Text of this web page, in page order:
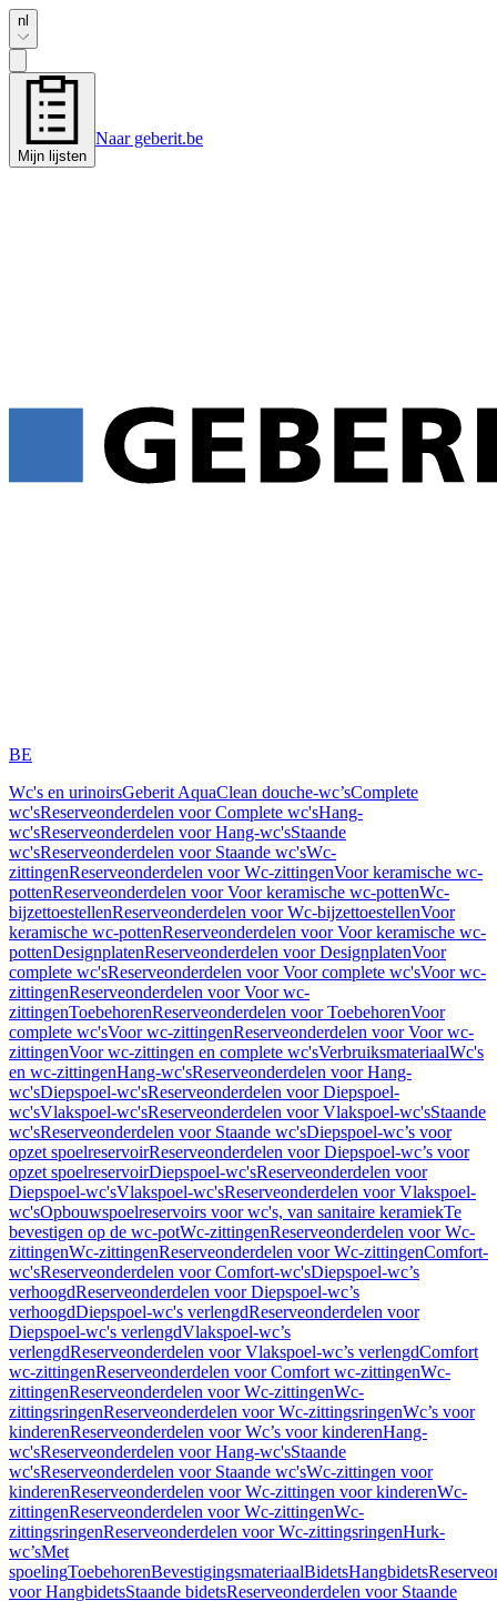
nl
Mijn lijsten
Naar geberit.be
BE
Wc's en urinoirsGeberit AquaClean douche-wc’sComplete
wc'sReserveonderdelen voor Complete wc'sHang-
wc'sReserveonderdelen voor Hang-wc'sStaande
wc'sReserveonderdelen voor Staande wc'sWc-
zittingenReserveonderdelen voor Wc-zittingenVoor keramische wc-
pottenReserveonderdelen voor Voor keramische wc-pottenWc-
bijzettoestellenReserveonderdelen voor Wc-bijzettoestellenVoor
keramische wc-pottenReserveonderdelen voor Voor keramische wc-
pottenDesignplatenReserveonderdelen voor DesignplatenVoor
complete wc'sReserveonderdelen voor Voor complete wc'sVoor wc-
zittingenReserveonderdelen voor Voor wc-
zittingenToebehorenReserveonderdelen voor ToebehorenVoor
complete wc'sVoor wc-zittingenReserveonderdelen voor Voor wc-
zittingenVoor wc-zittingen en complete wc'sVerbruiksmateriaalWc's
en wc-zittingenHang-wc'sReserveonderdelen voor Hang-
wc'sDiepspoel-wc'sReserveonderdelen voor Diepspoel-
wc'sVlakspoel-wc'sReserveonderdelen voor Vlakspoel-wc'sStaande
wc'sReserveonderdelen voor Staande wc'sDiepspoel-wc’s voor
opzet spoelreservoirReserveonderdelen voor Diepspoel-wc’s voor
opzet spoelreservoirDiepspoel-wc'sReserveonderdelen voor
Diepspoel-wc'sVlakspoel-wc'sReserveonderdelen voor Vlakspoel-
wc'sOpbouwspoelreservoirs voor wc's, van sanitaire keramiekTe
bevestigen op de wc-potWc-zittingenReserveonderdelen voor Wc-
zittingenWc-zittingenReserveonderdelen voor Wc-zittingenComfort-
wc'sReserveonderdelen voor Comfort-wc'sDiepspoel-wc’s
verhoogdReserveonderdelen voor Diepspoel-wc’s
verhoogdDiepspoel-wc's verlengdReserveonderdelen voor
Diepspoel-wc's verlengdVlakspoel-wc’s
verlengdReserveonderdelen voor Vlakspoel-wc’s verlengdComfort
wc-zittingenReserveonderdelen voor Comfort wc-zittingenWc-
zittingenReserveonderdelen voor Wc-zittingenWc-
zittingsringenReserveonderdelen voor Wc-zittingsringenWc’s voor
kinderenReserveonderdelen voor Wc’s voor kinderenHang-
wc'sReserveonderdelen voor Hang-wc'sStaande
wc'sReserveonderdelen voor Staande wc'sWc-zittingen voor
kinderenReserveonderdelen voor Wc-zittingen voor kinderenWc-
zittingenReserveonderdelen voor Wc-zittingenWc-
zittingsringenReserveonderdelen voor Wc-zittingsringenHurk-
wc’sMet
spoelingToebehorenBevestigingsmateriaalBidetsHangbidets
voor HangbidetsStaande bidetsReserveonderdelen voor Staande